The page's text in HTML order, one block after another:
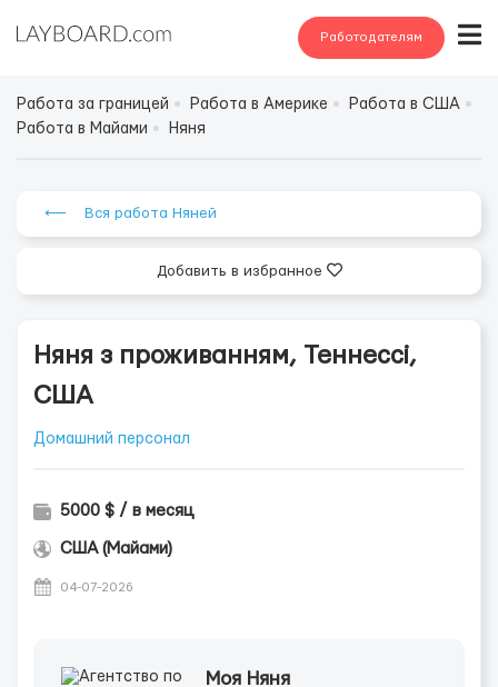
Работодателям
Работа за границей Работа в Америке
Работа в США
Работа в Майами
Няня
⟵ Вся работа Няней
Добавить в избранное
Няня з проживанням, Теннессі,
США
Домашний персонал
5000 $ / в месяц
США (Майами)
04-07-2026
Моя Няня